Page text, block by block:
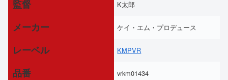
監督 K太郎
メーカー ケイ・エム・プロデュース
レーベル KMPVR
品番 vrkm01434